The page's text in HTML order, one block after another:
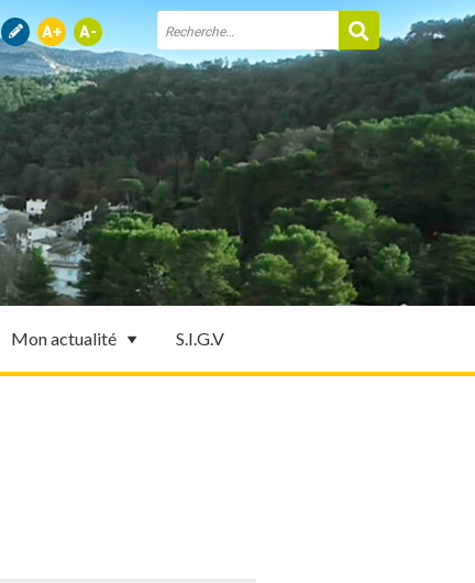
Mon actualité S.I.G.V